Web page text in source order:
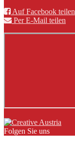
Auf Facebook teilen
Per E-Mail teilen
Folgen Sie uns